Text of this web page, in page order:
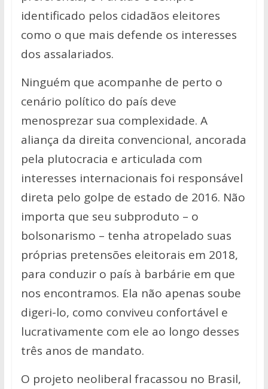
identificado pelos cidadãos eleitores
como o que mais defende os interesses
dos assalariados.
Ninguém que acompanhe de perto o
cenário político do país deve
menosprezar sua complexidade. A
aliança da direita convencional, ancorada
pela plutocracia e articulada com
interesses internacionais foi responsável
direta pelo golpe de estado de 2016. Não
importa que seu subproduto – o
bolsonarismo – tenha atropelado suas
próprias pretensões eleitorais em 2018,
para conduzir o país à barbárie em que
nos encontramos. Ela não apenas soube
digeri-lo, como conviveu confortável e
lucrativamente com ele ao longo desses
três anos de mandato.
O projeto neoliberal fracassou no Brasil,